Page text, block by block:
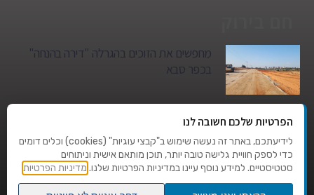
מחפשים את הזוכים בהגרלה "דירה בהנחה"
בכפר סבא
גן הילדים של מרים סיטי יהפוך למגדל מגורים:
סגירת מעגל היסטורית במגדיאל
טרגדיה בצהרי היום: בן 80 נהרג על מעבר
החצייה בהוד השרון
הפרטיות שלכם חשובה לנו
לידיעתכם, באתר זה נעשה שימוש ב"קבצי עוגיות" (cookies) וכלים דומים
כדי לספק חוויית גלישה טובה יותר, תוכן מותאם אישית וניתוחים
סטטיסטיים. למידע נוסף עיינו במדיניות הפרטיות שלנו. מדיניות הפרטיות